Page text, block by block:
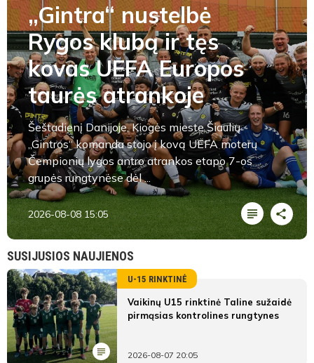
„Gintra“ nustelbė
Rygos klubą ir tęs
kovas UEFA Europos
taurės atrankoje
Šeštadienį Danijoje, Kiogės mieste Šiaulių
„Gintros“ komanda stojo į kovą UEFA moterų
Čempionių lygos antro atrankos etapo 7-os
grupės rungtynėse dėl ...
2026-08-08 15:05
SUSIJUSIOS NAUJIENOS
U-15 RINKTINĖ
Vaikinų U15 rinktinė Taline sužaidė
pirmąsias kontrolines rungtynes
2026-08-07 20:05